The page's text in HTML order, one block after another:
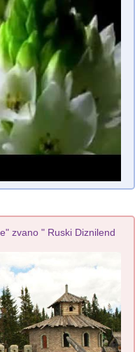
zvano " Ruski Diznilend